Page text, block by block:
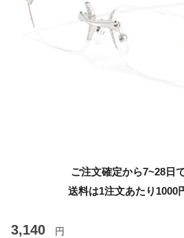
ご注文確定から7~28日
送料は1注文あたり 1000
3,140 円